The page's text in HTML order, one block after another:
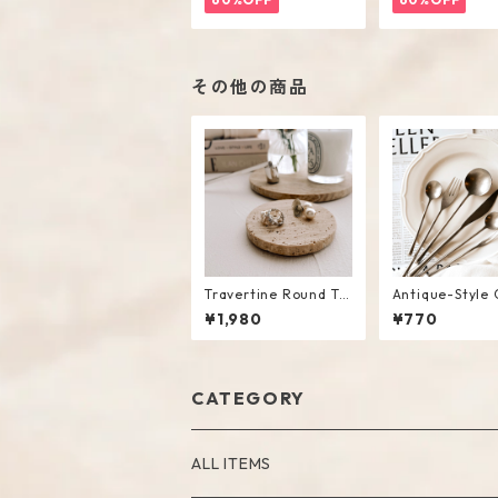
その他の商品
Travertine Round Tr
ay / S
¥1,980
Antique-Style
y #Silver
¥770
CATEGORY
ALL ITEMS